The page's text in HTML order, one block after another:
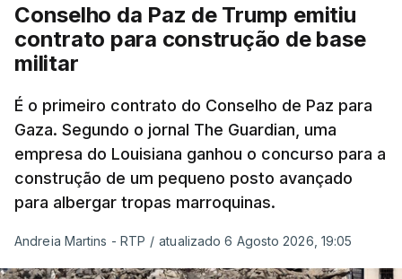
Conselho da Paz de Trump emitiu
contrato para construção de base
militar
É o primeiro contrato do Conselho de Paz para
Gaza. Segundo o jornal The Guardian, uma
empresa do Louisiana ganhou o concurso para a
construção de um pequeno posto avançado
para albergar tropas marroquinas.
Andreia Martins - RTP / atualizado 6 Agosto 2026, 19:05